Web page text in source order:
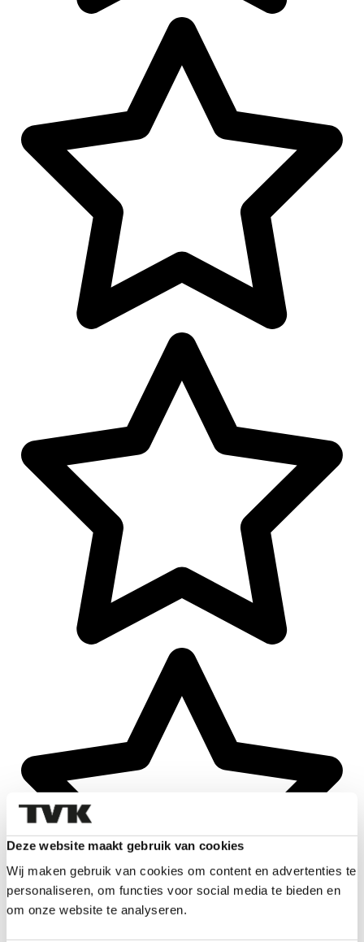
Deze website maakt gebruik van cookies
Wij maken gebruik van cookies om content en advertenties te
personaliseren, om functies voor social media te bieden en
om onze website te analyseren.